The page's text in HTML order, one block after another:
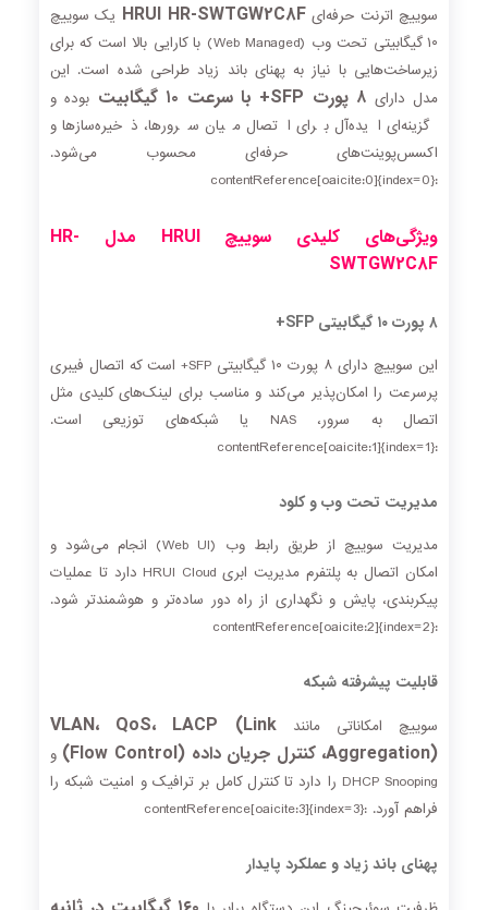
سوییچ اترنت حرفه‌ایHRUI HR-SWTGW2C8F یک سوییچ
۱۰ گیگابیتی تحت وب (Web Managed) با کارایی بالا است که برای
زیرساخت‌هایی با نیاز به پهنای باند زیاد طراحی شده است. این
مدل دارای ۸ پورت SFP+ با سرعت ۱۰ گیگابیت
بوده و
گزینه‌ای ایده‌آل برای اتصال میان سرورها، ذخیره‌سازها و
اکسس‌پوینت‌های حرفه‌ای محسوب می‌شود.
:contentReference[oaicite:0]{index=0}
ویژگی‌های کلیدی سوییچ HRUI مدل HR-
SWTGW2C8F
۸ پورت ۱۰ گیگابیتی SFP+
این سوییچ دارای ۸ پورت ۱۰ گیگابیتی SFP+ است که اتصال فیبری
پرسرعت را امکان‌پذیر می‌کند و مناسب برای لینک‌های کلیدی مثل
اتصال به سرور، NAS یا شبکه‌های توزیعی است.
:contentReference[oaicite:1]{index=1}
مدیریت تحت وب و کلود
مدیریت سوییچ از طریق رابط وب (Web UI) انجام می‌شود و
امکان اتصال به پلتفرم مدیریت ابری HRUI Cloud دارد تا عملیات
پیکربندی، پایش و نگهداری از راه دور ساده‌تر و هوشمندتر شود.
:contentReference[oaicite:2]{index=2}
قابلیت پیشرفته شبکه
سوییچ امکاناتی مانندVLAN، QoS، LACP (Link
Aggregation)، کنترل جریان داده (Flow Control)
و
DHCP Snooping را دارد تا کنترل کامل بر ترافیک و امنیت شبکه را
فراهم آورد. :contentReference[oaicite:3]{index=3}
پهنای باند زیاد و عملکرد پایدار